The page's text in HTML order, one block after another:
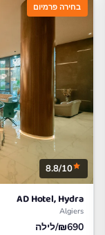
בחירה פרמיום
8.8/10
AD Hotel, Hydra
Algiers
₪690/לילה